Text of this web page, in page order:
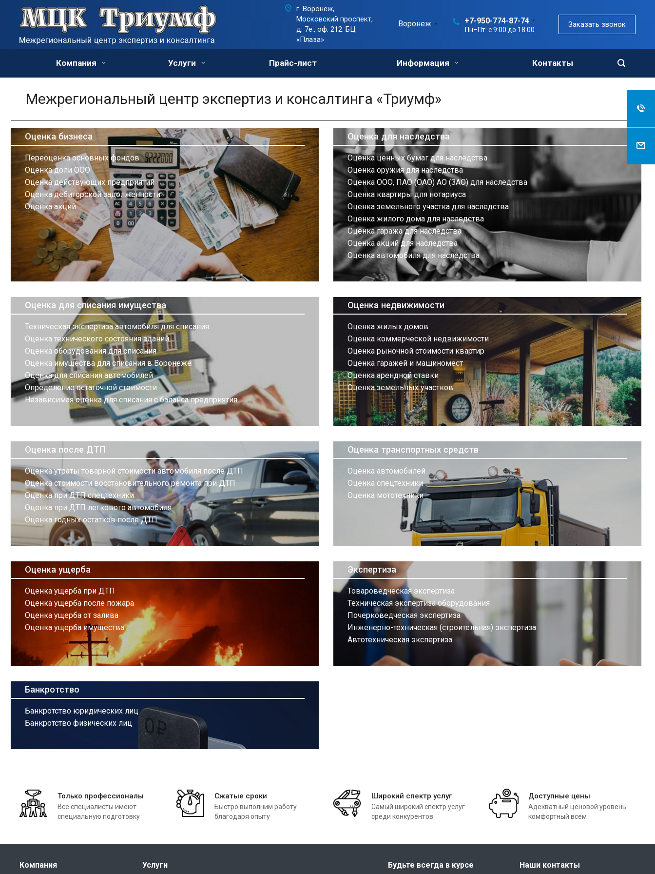
Воронеж +7-950-774-87-74
Пн–Пт: с 9:00 до 18:00
Заказать звонок
г. Воронеж,
Московский проспект,
д. 7е., оф. 212. БЦ
«Плаза»
Компания Услуги Прайс-лист Информация Контакты
Межрегиональный центр экспертиз и консалтинга «Триумф»
Оценка бизнеса
Переоценка основных фондов
Оценка доли ООО
Оценка действующих предприятий
Оценка дебиторской задолженности
Оценка акций
Оценка для наследства
Оценка ценных бумаг для наследства
Оценка оружия для наследства
Оценка ООО, ПАО (ОАО) АО (ЗАО) для наследства
Оценка квартиры для нотариуса
Оценка земельного участка для наследства
Оценка жилого дома для наследства
Оценка гаража для наследства
Оценка акций для наследства
Оценка автомобиля для наследства
Оценка для списания имущества
Техническая экспертиза автомобиля для списания
Оценка технического состояния зданий
Оценка оборудования для списания
Оценка имущества для списания в Воронеже
Оценка для списания автомобилей
Определение остаточной стоимости
Независимая оценка для списания с баланса предприятия
Оценка недвижимости
Оценка жилых домов
Оценка коммерческой недвижимости
Оценка рыночной стоимости квартир
Оценка гаражей и машиномест
Оценка арендной ставки
Оценка земельных участков
Оценка после ДТП
Оценка утраты товарной стоимости автомобиля после ДТП
Оценка стоимости восстановительного ремонта при ДТП
Оценка при ДТП спецтехники
Оценка при ДТП легкового автомобиля
Оценка годных остатков после ДТП
Оценка транспортных средств
Оценка автомобилей
Оценка спецтехники
Оценка мототехники
Оценка ущерба
Оценка ущерба при ДТП
Оценка ущерба после пожара
Оценка ущерба от залива
Оценка ущерба имущества
Экспертиза
Товароведческая экспертиза
Техническая экспертиза оборудования
Почерковедческая экспертиза
Инженерно-техническая (строительная) экспертиза
Автотехническая экспертиза
Банкротство
Банкротство юридических лиц
Банкротство физических лиц
Только профессионалы
Все специалисты имеют
специальную подготовку
Сжатые сроки
Быстро выполним работу
благодаря опыту
Широкий спектр услуг
Самый широкий спектр услуг
среди конкурентов
Доступные цены
Адекватный ценовой уровень
комфортный всем
Компания Услуги Будьте всегда в курсе Наши контакты